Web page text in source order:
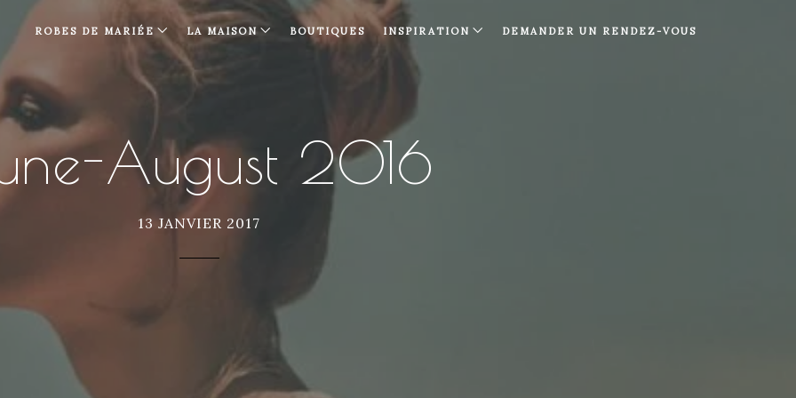
ROBES DE MARIÉE LA MAISON BOUTIQUES INSPIRATION DEMANDER UN RENDEZ-VOUS
August 2016
13 JANVIER 2017